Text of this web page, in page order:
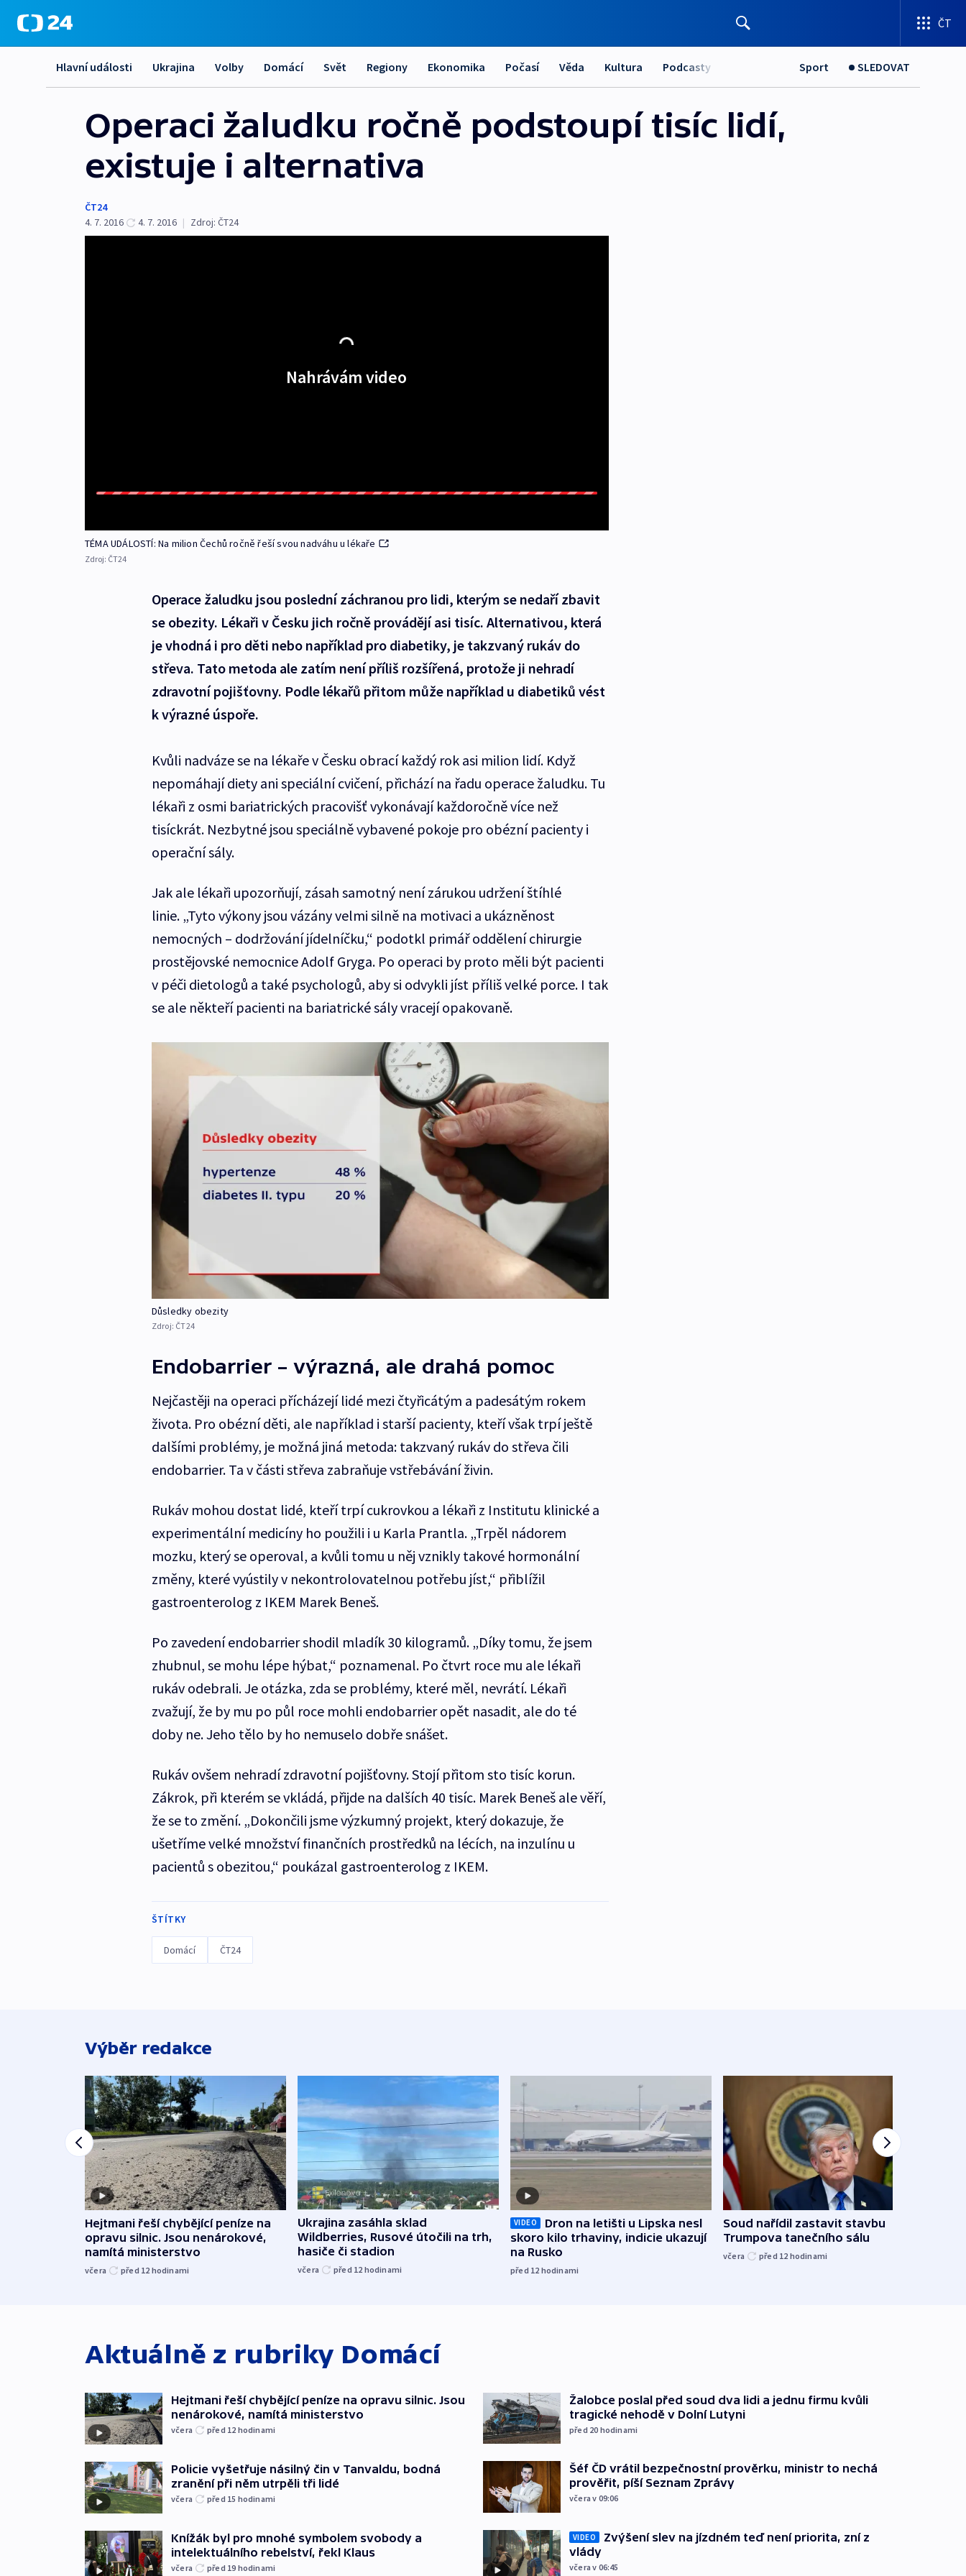
ČT
Hlavní události Ukrajina Volby Domácí Svět Regiony Ekonomika Počasí Věda Kultura Podcasty Sport SLEDOVAT
Operaci žaludku ročně podstoupí tisíc lidí,
existuje i alternativa
ČT24
4. 7. 2016
4. 7. 2016 | Zdroj: ČT24
Nahrávám video
TÉMA UDÁLOSTÍ: Na milion Čechů ročně řeší svou nadváhu u lékaře
Zdroj: ČT24
Operace žaludku jsou poslední záchranou pro lidi, kterým se nedaří zbavit
se obezity. Lékaři v Česku jich ročně provádějí asi tisíc. Alternativou, která
je vhodná i pro děti nebo například pro diabetiky, je takzvaný rukáv do
střeva. Tato metoda ale zatím není příliš rozšířená, protože ji nehradí
zdravotní pojišťovny. Podle lékařů přitom může například u diabetiků vést
k výrazné úspoře.
Kvůli nadváze se na lékaře v Česku obrací každý rok asi milion lidí. Když
nepomáhají diety ani speciální cvičení, přichází na řadu operace žaludku. Tu
lékaři z osmi bariatrických pracovišť vykonávají každoročně více než
tisíckrát. Nezbytné jsou speciálně vybavené pokoje pro obézní pacienty i
operační sály.
Jak ale lékaři upozorňují, zásah samotný není zárukou udržení štíhlé
linie. „Tyto výkony jsou vázány velmi silně na motivaci a ukázněnost
nemocných – dodržování jídelníčku,“ podotkl primář oddělení chirurgie
prostějovské nemocnice Adolf Gryga. Po operaci by proto měli být pacienti
v péči dietologů a také psychologů, aby si odvykli jíst příliš velké porce. I tak
se ale někteří pacienti na bariatrické sály vracejí opakovaně.
Důsledky obezity
Zdroj: ČT24
Endobarrier – výrazná, ale drahá pomoc
Nejčastěji na operaci přícházejí lidé mezi čtyřicátým a padesátým rokem
života. Pro obézní děti, ale například i starší pacienty, kteří však trpí ještě
dalšími problémy, je možná jiná metoda: takzvaný rukáv do střeva čili
endobarrier. Ta v části střeva zabraňuje vstřebávání živin.
Rukáv mohou dostat lidé, kteří trpí cukrovkou a lékaři z Institutu klinické a
experimentální medicíny ho použili i u Karla Prantla. „Trpěl nádorem
mozku, který se operoval, a kvůli tomu u něj vznikly takové hormonální
změny, které vyústily v nekontrolovatelnou potřebu jíst,“ přiblížil
gastroenterolog z IKEM Marek Beneš.
Po zavedení endobarrier shodil mladík 30 kilogramů. „Díky tomu, že jsem
zhubnul, se mohu lépe hýbat,“ poznamenal. Po čtvrt roce mu ale lékaři
rukáv odebrali. Je otázka, zda se problémy, které měl, nevrátí. Lékaři
zvažují, že by mu po půl roce mohli endobarrier opět nasadit, ale do té
doby ne. Jeho tělo by ho nemuselo dobře snášet.
Rukáv ovšem nehradí zdravotní pojišťovny. Stojí přitom sto tisíc korun.
Zákrok, při kterém se vkládá, přijde na dalších 40 tisíc. Marek Beneš ale věří,
že se to změní. „Dokončili jsme výzkumný projekt, který dokazuje, že
ušetříme velké množství finančních prostředků na lécích, na inzulínu u
pacientů s obezitou,“ poukázal gastroenterolog z IKEM.
ŠTÍTKY
Domácí ČT24
Výběr redakce
Hejtmani řeší chybějící peníze na
opravu silnic. Jsou nenárokové,
namítá ministerstvo
včera před 12 hodinami
Ukrajina zasáhla sklad
Wildberries, Rusové útočili na trh,
hasiče či stadion
včera před 12 hodinami
VIDEO
Dron na letišti u Lipska nesl
skoro kilo trhaviny, indicie ukazují
na Rusko
před 12 hodinami
Soud nařídil zastavit stavbu
Trumpova tanečního sálu
včera před 12 hodinami
Aktuálně z rubriky Domácí
Hejtmani řeší chybějící peníze na opravu silnic. Jsou
nenárokové, namítá ministerstvo
včera před 12 hodinami
Policie vyšetřuje násilný čin v Tanvaldu, bodná
zranění při něm utrpěli tři lidé
včera před 15 hodinami
Knížák byl pro mnohé symbolem svobody a
intelektuálního rebelství, řekl Klaus
včera před 19 hodinami
Žalobce poslal před soud dva lidi a jednu firmu kvůli
tragické nehodě v Dolní Lutyni
před 20 hodinami
Šéf ČD vrátil bezpečnostní prověrku, ministr to nechá
prověřit, píší Seznam Zprávy
včera v 09:06
VIDEO
Zvýšení slev na jízdném teď není priorita, zní z
vlády
včera v 06:45